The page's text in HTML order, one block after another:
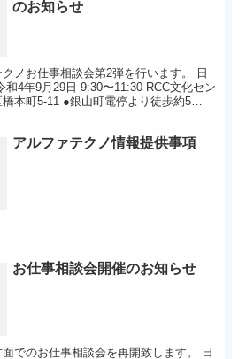
のお知らせ
ノお仕事相談会第2弾を行います。 日
和4年9月29日 9:30〜11:30 RCC文化セン
本町5-11 ●銀山町電停より徒歩約5
アルファテクノ情報提供事項
お仕事相談会開催のお知らせ
でのお仕事相談会を再開致します。 日